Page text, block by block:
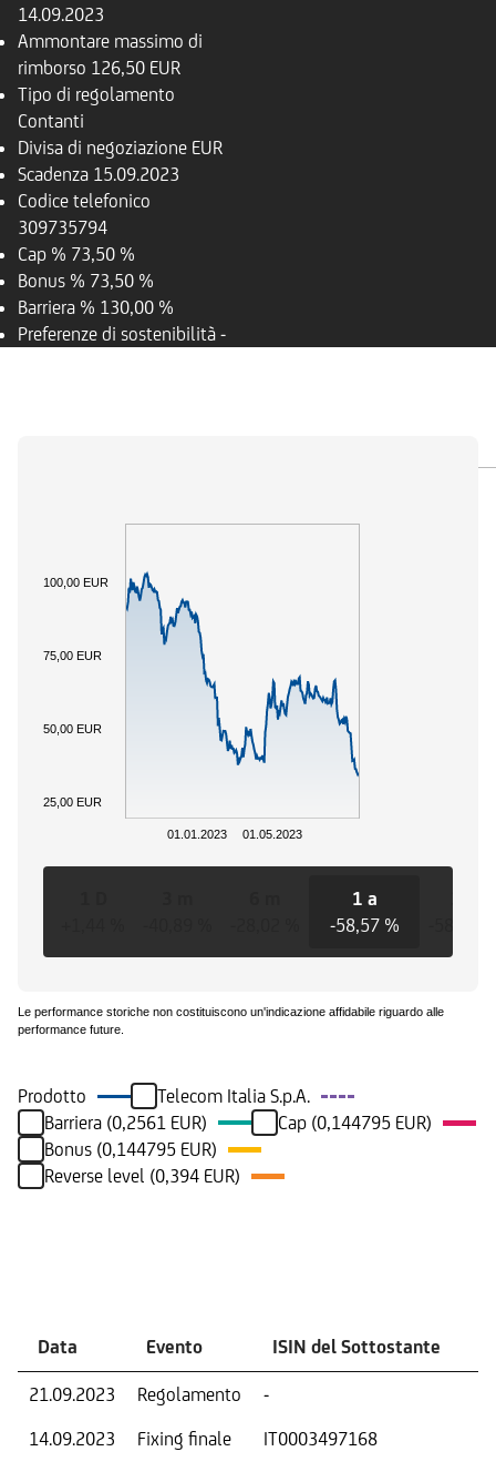
14.09.2023
Ammontare massimo di
rimborso 126,50 EUR
Tipo di regolamento
Contanti
Divisa di negoziazione EUR
Scadenza 15.09.2023
Codice telefonico
309735794
Cap % 73,50 %
Bonus % 73,50 %
Barriera % 130,00 %
Preferenze di sostenibilità -
01.01.2023 01.05.2023
25,00 EUR
50,00 EUR
75,00 EUR
100,00 EUR
1 a
-58,57 %
Le performance storiche non costituiscono un'indicazione affidabile riguardo alle
performance future.
Prodotto
Telecom Italia S.p.A.
Barriera (0,2561 EUR)
Cap (0,144795 EUR)
Bonus (0,144795 EUR)
Reverse level (0,394 EUR)
Data Evento ISIN del Sottostante
21.09.2023 Regolamento -
14.09.2023
Fixing finale IT0003497168